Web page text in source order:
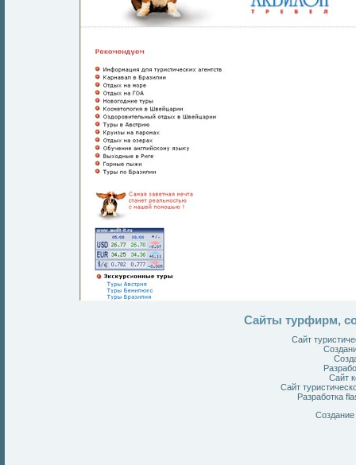
Сайты турфирм,
Сайт
Сайт
Сайт
Разработка
Создание